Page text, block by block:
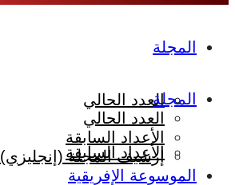
المجلة
العدد الحالي
الأعداد السابقة
المجلة
العدد الحالي
الأعداد السابقة
إرشيف المجلة (إنجليزي)
الموسوعة الإفريقية